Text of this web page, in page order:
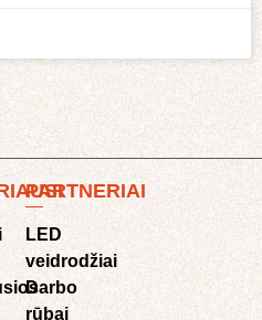
PARTNERIAI
LED
veidrodžiai
Darbo
rūbai